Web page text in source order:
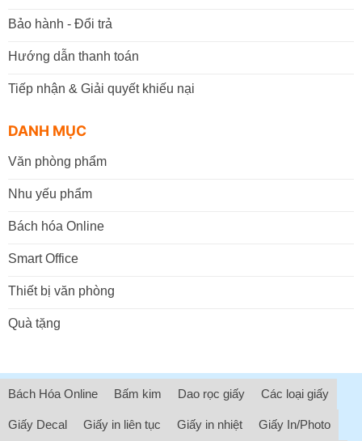
Bảo hành - Đổi trả
Hướng dẫn thanh toán
Tiếp nhận & Giải quyết khiếu nại
DANH MỤC
Văn phòng phẩm
Nhu yếu phẩm
Bách hóa Online
Smart Office
Thiết bị văn phòng
Quà tặng
Bách Hóa Online Bấm kim Dao rọc giấy Các loại giấy
Giấy Decal Giấy in liên tục Giấy in nhiệt Giấy In/Photo